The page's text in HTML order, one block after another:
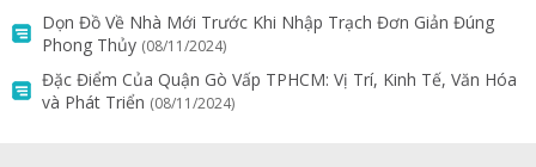
Dọn Đồ Về Nhà Mới Trước Khi Nhập Trạch Đơn Giản Đúng
Phong Thủy (08/11/2024)
Đặc Điểm Của Quận Gò Vấp TPHCM: Vị Trí, Kinh Tế, Văn Hóa
và Phát Triển (08/11/2024)